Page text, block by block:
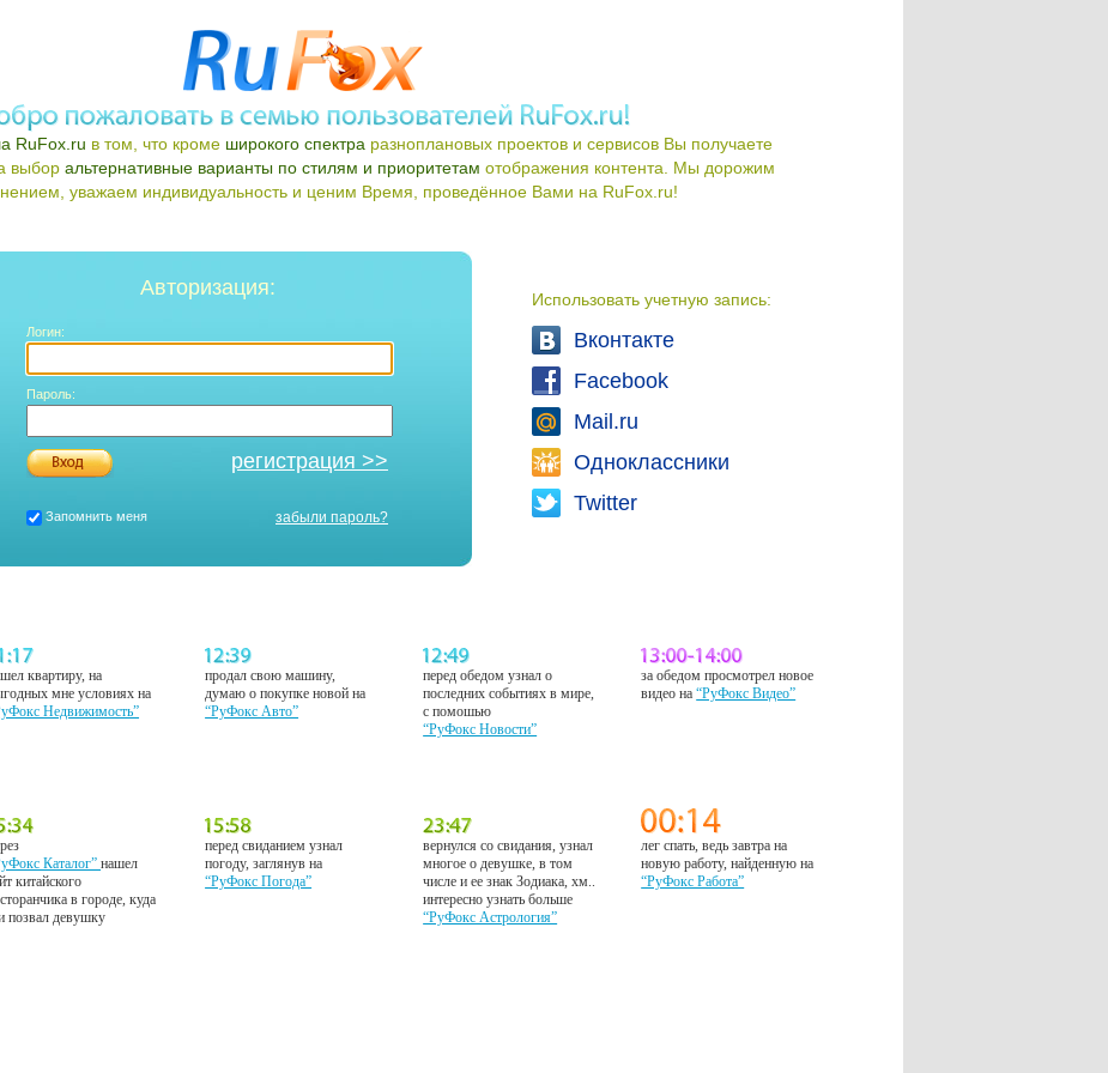
RuFox.ru в том, что кроме широкого спектра разноплановых проектов и сервисов Вы получаете
выбор альтернативные варианты по стилям и приоритетам отображения контента. Мы дорожим
уважаем индивидуальность и ценим Время, проведённое Вами на RuFox.ru!
Использовать учетную запись:
Вконтакте
Facebook
Mail.ru
Одноклассники
Twitter
Авторизация:
Логин:
Пароль:
регистрация >>
Запомнить меня забыли пароль?
квартиру, на
мне условиях на
Недвижимость”
продал свою машину,
думаю о покупке новой на
“РуФокс Авто”
перед обедом узнал о
последних событиях в мире,
с помошью
“РуФокс Новости”
за обедом просмотрел новое
видео на“РуФокс Видео”
Каталог”нашел
китайского
в городе, куда
позвал девушку
перед свиданием узнал
погоду, заглянув на
“РуФокс Погода”
вернулся со свидания, узнал
многое о девушке, в том
числе и ее знак Зодиака, хм..
интересно узнать больше
“РуФокс Астрология”
лег спать, ведь завтра на
новую работу, найденную на
“РуФокс Работа”